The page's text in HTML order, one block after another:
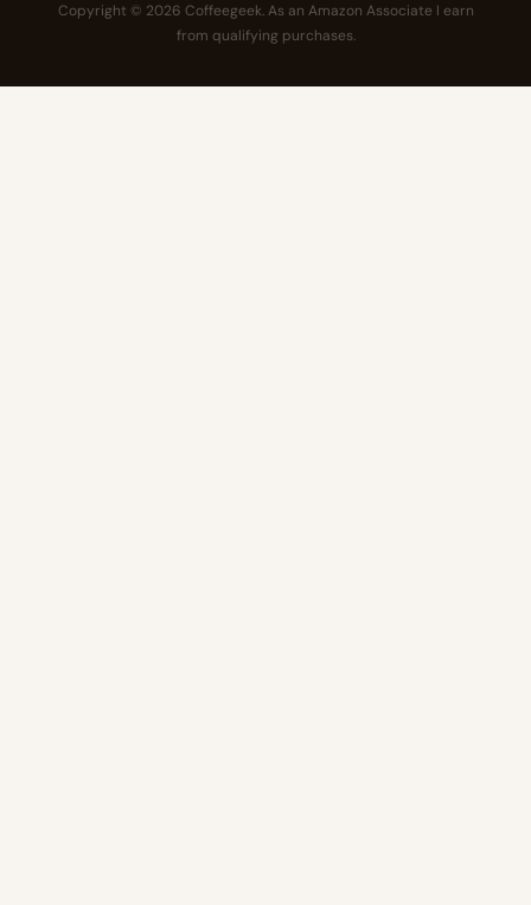
Copyright © 2026 Coffeegeek. As an Amazon Associate I earn
from qualifying purchases.